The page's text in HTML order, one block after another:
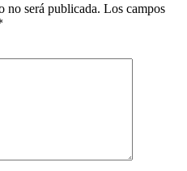
no será publicada. Los campos